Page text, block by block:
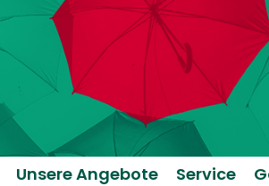
Unsere Angebote Service